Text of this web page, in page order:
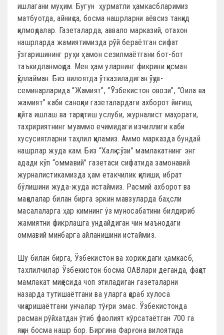
ишлагани муҳим. Бугун ҳурматли ҳамкасбларимиз
матбуотда, айниқса, босма нашрларни аёвсиз танқид
қилмоқдалар. Газеталарда, аввало марказий, отахон
нашрларда жамиятимизда рўй бераётган сифат
ўзгаришининг руҳи ҳамон сезилмаётгани бот-бот
таъкидланмоқда. Мен ҳам уларнинг фикрини қисман
қўллайман. Биз вилоятда ўтказиладиган ўқув-
семинарларида “Жамият”, “Ўзбекистон овози”, “Оила ва
жамият” каби саноқли газеталардаги ахборот йиғиш,
қайта ишлаш ва тарқатиш услуби, журналист маҳорати,
тахририятнинг муаммо ечимидаги изчиллиги каби
хусусиятларни таҳлил қиламиз. Аммо марказда бундай
нашрлар жуда кам. Биз “Халқ сўзи” мамлакатнинг энг
адади кўп “оммавий” газетаси сифатида замонавий
журналистикамизда ҳам етакчилик қилиши, ибрат
бўлишини жуда-жуда истаймиз. Расмий ахборот ва
мақолалар билан бирга эркин мавзуларда баҳсли
масалаларга ҳар кимнинг ўз муносабатини билдириб
жамиятни фикрлашга ундайдиган чин маънодаги
оммавий минбарга айланишини истаймиз.
Шу билан бирга, Ўзбекистон ва хориждаги ҳамкасб,
тахлилчилар Ўзбекистон босма ОАВлари деганда, фақат
мамлакат миқёсида чоп этиладиган газеталарни
назарда тутишаётгани ва уларга қараб хулоса
чиқаришаётгани унчалар тўғри эмас. Ўзбекистонда
расман рўйхатдан ўтиб фаолият кўрсатаётган 700 га
яқин босма нашр бор. Биргина Фарғона вилоятида